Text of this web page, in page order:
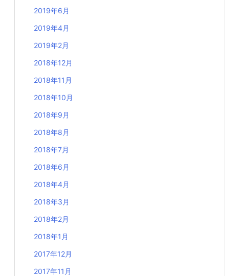
2019年6月
2019年4月
2019年2月
2018年12月
2018年11月
2018年10月
2018年9月
2018年8月
2018年7月
2018年6月
2018年4月
2018年3月
2018年2月
2018年1月
2017年12月
2017年11月